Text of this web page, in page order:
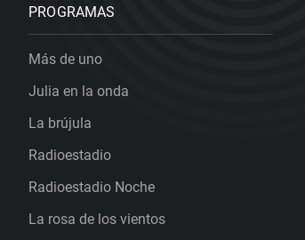
PROGRAMAS
Más de uno
Julia en la onda
La brújula
Radioestadio
Radioestadio Noche
La rosa de los vientos